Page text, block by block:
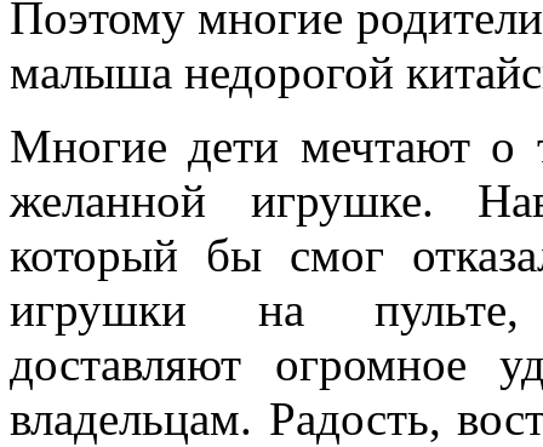
Поэтому многие
малыша недорогой
Многие дети мечтают о
желанной игрушке.
который бы смог
игрушки на пульте,
доставляют огромное
владельцам. Радость,